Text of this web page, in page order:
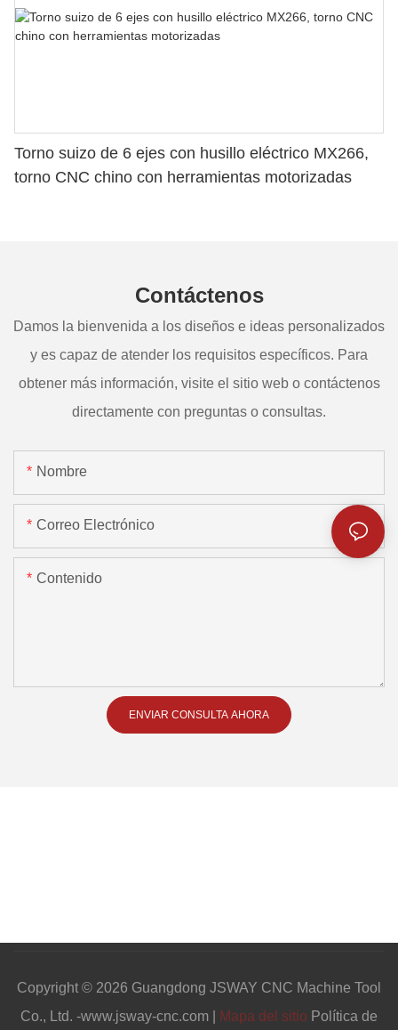
Torno suizo de 6 ejes con husillo eléctrico MX266,
torno CNC chino con herramientas motorizadas
Contáctenos
Damos la bienvenida a los diseños e ideas personalizados
y es capaz de atender los requisitos específicos. Para
obtener más información, visite el sitio web o contáctenos
directamente con preguntas o consultas.
Nombre
Correo Electrónico
Contenido
ENVIAR CONSULTA AHORA
Copyright © 2026 Guangdong JSWAY CNC Machine Tool
Co., Ltd. -www.jsway-cnc.com |
Mapa del sitio Política de